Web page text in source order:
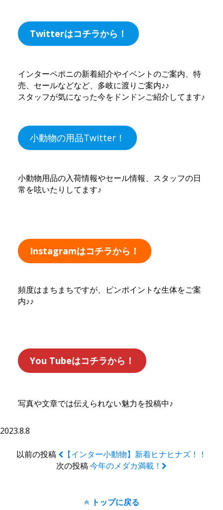
Twitterはコチラから！
インターペポニの新着紹介やイベントのご案内、特
売、セールなどなど、多岐に渡りご案内♪♪
スタッフが気になった今をドンドンご紹介してます♪
小動物の用品Twitter！
小動物用品の入荷情報やセール情報、スタッフの日
常を呟いたりしてます♪
Instagramはコチラから！
頻度はまちまちですが、ピンポイントな生体をご案
内♪♪
You Tubeはコチラから！
写真や文章では伝えられない魅力を投稿中♪
2023.8.8
以前の投稿
【インター小動物】新着ヒナヒナズ！！
次の投稿今年のメダカ満載！
トップに戻る